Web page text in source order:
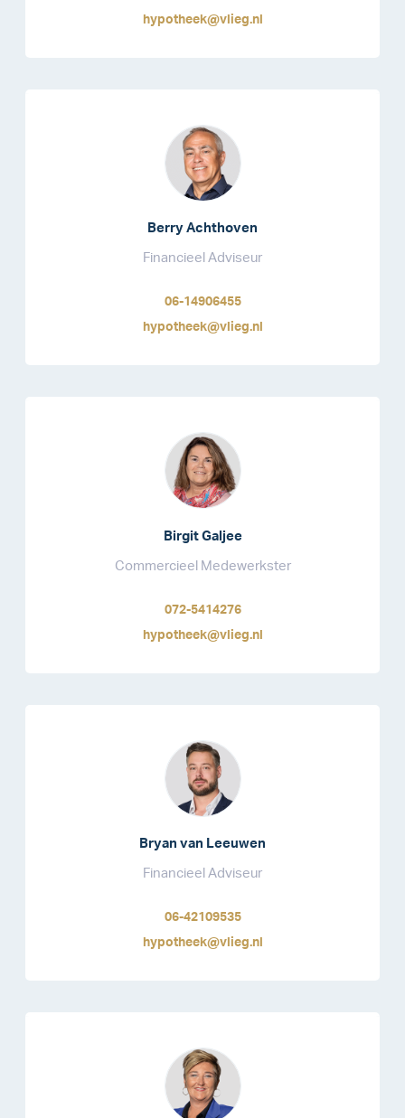
hypotheek@vlieg.nl
Berry Achthoven
Financieel Adviseur
06-14906455
hypotheek@vlieg.nl
Birgit Galjee
Commercieel Medewerkster
072-5414276
hypotheek@vlieg.nl
Bryan van Leeuwen
Financieel Adviseur
06-42109535
hypotheek@vlieg.nl